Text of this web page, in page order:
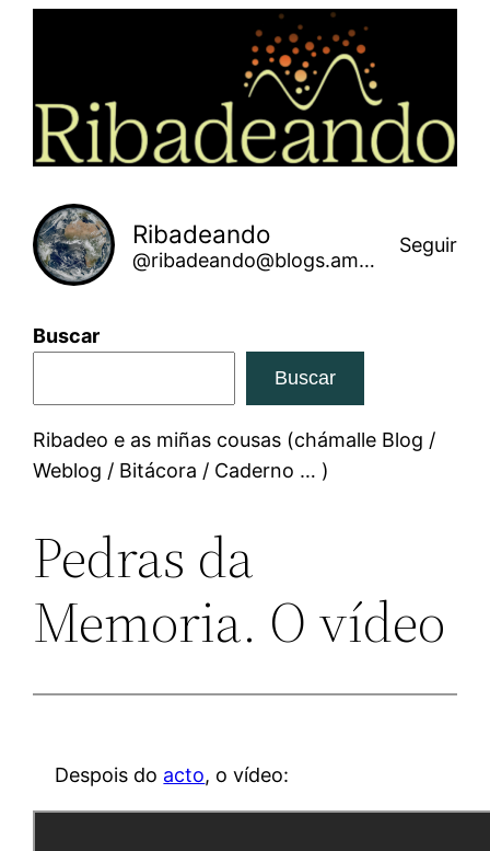
Ribadeando
@ribadeando@blogs.amarinha.gal
Seguir
Buscar
Buscar
Ribadeo e as miñas cousas (chámalle Blog /
Weblog / Bitácora / Caderno … )
Pedras da
Memoria. O vídeo
Despois do acto, o vídeo: